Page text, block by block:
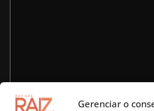
Gerenciar o